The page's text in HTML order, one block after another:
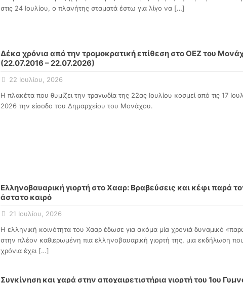
στις 24 Ιουλίου, ο πλανήτης σταματά έστω για λίγο να[…]
Δέκα χρόνια από την τρομοκρατική επίθεση στο OEZ του
(22.07.2016 – 22.07.2026)
22 Ιουλίου, 2026
Η πλακέτα που θυμίζει την τραγωδία της 22ας Ιουλίου κοσμεί από τις 17
2026 την είσοδο του Δημαρχείου του Μονάχου.
Ελληνοβαυαρική γιορτή στο Χααρ: Βραβεύσεις και κέφι παρά
άστατο καιρό
21 Ιουλίου, 2026
Η ελληνική κοινότητα του Χααρ έδωσε για ακόμα μία χρονιά δυναμικό
στην πλέον καθιερωμένη πια ελληνοβαυαρική γιορτή της, μια εκδήλωση
χρόνια έχει[…]
Συγκίνηση και χαρά στην αποχαιρετιστήρια γιορτή του 1ου